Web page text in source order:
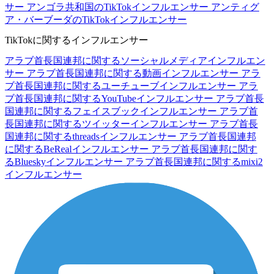
サー アンゴラ共和国のTikTokインフルエンサー アンティグ
ア・バーブーダのTikTokインフルエンサー
TikTokに関するインフルエンサー
アラブ首長国連邦に関するソーシャルメディアインフルエン
サー アラブ首長国連邦に関する動画インフルエンサー アラ
ブ首長国連邦に関するユーチューブインフルエンサー アラ
ブ首長国連邦に関するYouTubeインフルエンサー アラブ首長
国連邦に関するフェイスブックインフルエンサー アラブ首
長国連邦に関するツイッターインフルエンサー アラブ首長
国連邦に関するthreadsインフルエンサー アラブ首長国連邦
に関するBeRealインフルエンサー アラブ首長国連邦に関す
るBlueskyインフルエンサー アラブ首長国連邦に関するmixi2
インフルエンサー